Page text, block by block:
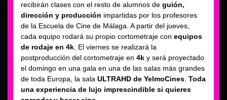
recibirán clases con el resto de alumnos de guión,
dirección y producción impartidas por los profesores
de la Escuela de Cine de Málaga. A partir del jueves,
cada equipo rodará su propio cortometraje con equipos
de rodaje en 4k . El viernes se realizará la
postproducción del cortometraje en 4k y será proyectado
el domingo en una gala en una de las salas más grandes
de toda Europa, la sala ULTRAHD de YelmoCines Toda
una experiencia de lujo imprescindible si quieres